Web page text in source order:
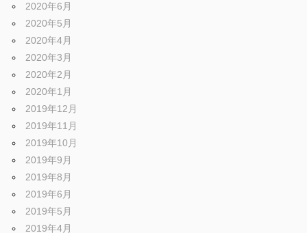
2020年6月
2020年5月
2020年4月
2020年3月
2020年2月
2020年1月
2019年12月
2019年11月
2019年10月
2019年9月
2019年8月
2019年6月
2019年5月
2019年4月